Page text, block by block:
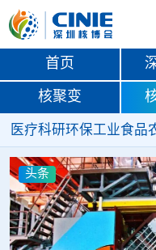
首页
核聚变
医疗科研环保工业食品
头条